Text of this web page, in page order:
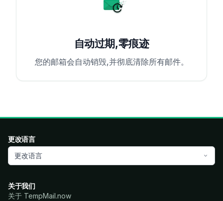
自动过期,零痕迹
您的邮箱会自动销毁,并彻底清除所有邮件。
更改语言
更改语言
关于我们
关于 TempMail.now